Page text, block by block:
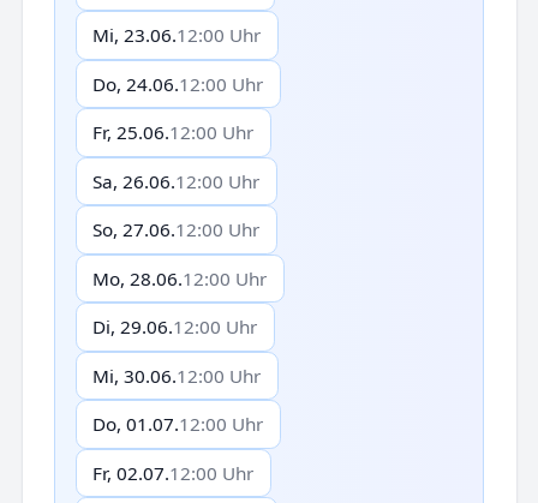
Mi, 23.06.12:00 Uhr
Do, 24.06.12:00 Uhr
Fr, 25.06.12:00 Uhr
Sa, 26.06.12:00 Uhr
So, 27.06.12:00 Uhr
Mo, 28.06.12:00 Uhr
Di, 29.06.12:00 Uhr
Mi, 30.06.12:00 Uhr
Do, 01.07.12:00 Uhr
Fr, 02.07.12:00 Uhr